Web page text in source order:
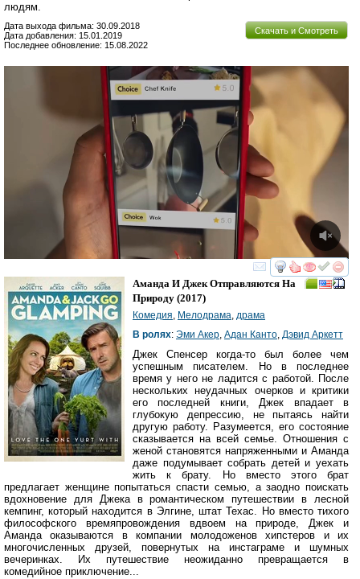
людям.
Скачать и Смотреть
Дата выхода фильма: 30.09.2018
Дата добавления: 15.01.2019
Последнее обновление: 15.08.2022
смотреть
Аманда И Джек Отправляются На
Природу (2017)
Комедия, Мелодрама, драма
В ролях: Эми Акер, Адан Канто, Дэвид Аркетт
Джек Спенсер когда-то был более чем
успешным писателем. Но в последнее
время у него не ладится с работой. После
нескольких неудачных очерков и критики
его последней книги, Джек впадает в
глубокую депрессию, не пытаясь найти
другую работу. Разумеется, его состояние
сказывается на всей семье. Отношения с
женой становятся напряженными и Аманда
даже подумывает собрать детей и уехать
жить к брату. Но вместо этого брат
предлагает женщине попытаться спасти семью, а заодно поискать
вдохновение для Джека в романтическом путешествии в лесной
кемпинг, который находится в Элгине, штат Техас. Но вместо тихого
философского времяпровождения вдвоем на природе, Джек и
Аманда оказываются в компании молодоженов хипстеров и их
многочисленных друзей, повернутых на инстаграме и шумных
вечеринках. Их путешествие неожиданно превращается в
комедийное приключение...